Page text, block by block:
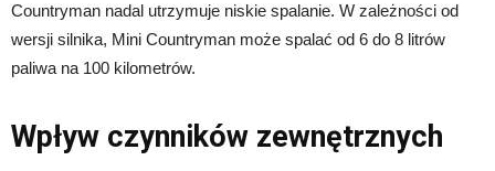
Countryman nadal utrzymuje niskie spalanie. W zależności od
wersji silnika, Mini Countryman może spalać od 6 do 8 litrów
paliwa na 100 kilometrów.
Wpływ czynników zewnętrznych